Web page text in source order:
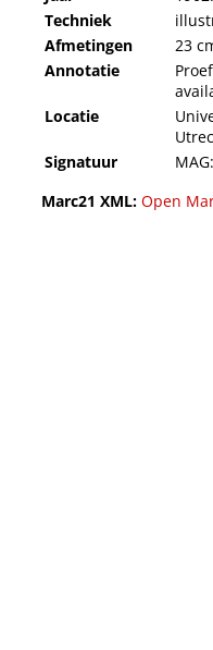
Techniek
Afmetingen
23
Annotatie
Locatie
Signatuur
Marc21 XML: Open